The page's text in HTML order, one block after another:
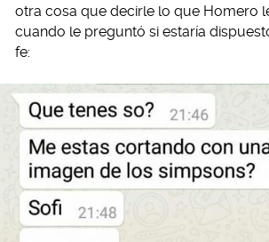
otra cosa que decirle lo que Homero
cuando le preguntó si estaría
fe: